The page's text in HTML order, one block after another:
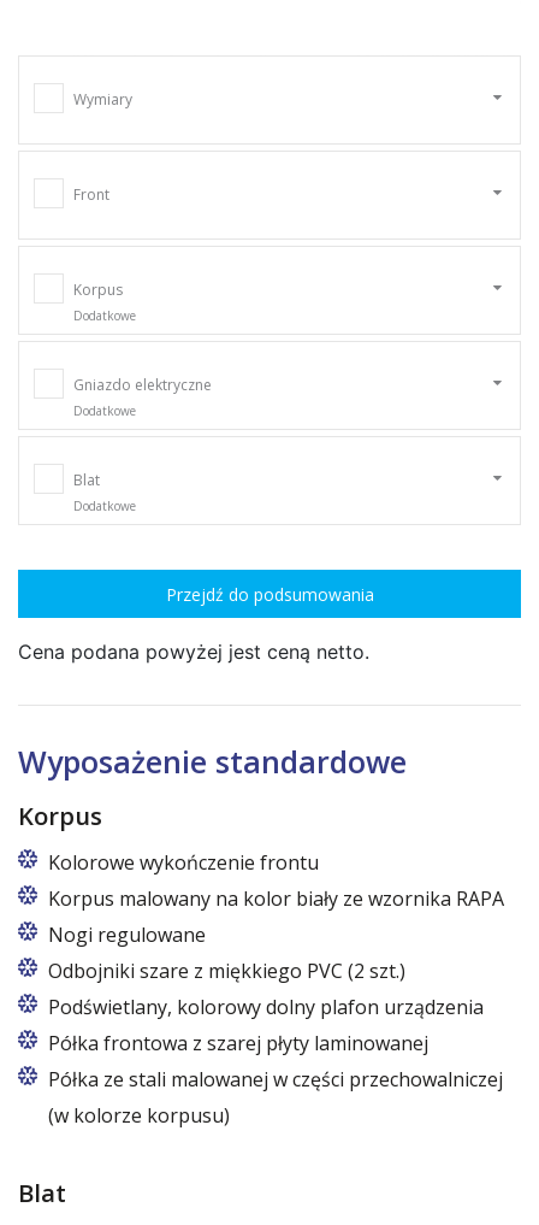
Wymiary
Front
Korpus
Dodatkowe
Gniazdo elektryczne
Dodatkowe
Blat
Dodatkowe
Przejdź do podsumowania
Cena podana powyżej jest ceną netto.
Wyposażenie standardowe
Korpus
Kolorowe wykończenie frontu
Korpus malowany na kolor biały ze wzornika RAPA
Nogi regulowane
Odbojniki szare z miękkiego PVC (2 szt.)
Podświetlany, kolorowy dolny plafon urządzenia
Półka frontowa z szarej płyty laminowanej
Półka ze stali malowanej w części przechowalniczej
(w kolorze korpusu)
Blat